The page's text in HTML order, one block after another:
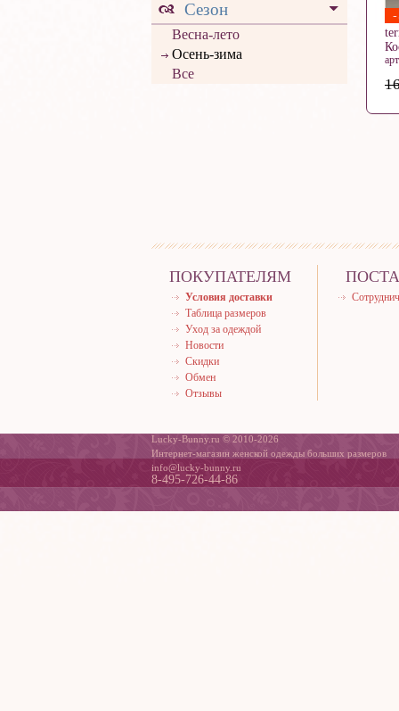
Сезон
Весна-лето
Осень-зима
Все
-
ПОКУПАТЕЛЯМ
Условия доставки
Таблица размеров
Уход за одеждой
Новости
Скидки
Обмен
Отзывы
Lucky-Bunny.ru © 2010-2026
Интернет-магазин женской одежды больших размеров
info@lucky-bunny.ru
8-495-726-44-86